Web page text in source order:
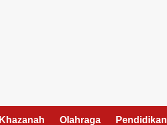
Khazanah Olahraga Pendidikan